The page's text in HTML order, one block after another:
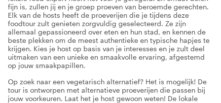
fijn is, zullen jij en je groep proeven van beroemde gerechten.
Elk van de hosts heeft de proeverijen die je tijdens deze
foodtour zult genieten zorgvuldig geselecteerd. Ze zijn
allemaal gepassioneerd over eten en hun stad, en kennen de
beste plekken om de meest authentieke en typische hapjes te
krijgen. Kies je host op basis van je interesses en je zult deel
uitmaken van een unieke en smaakvolle ervaring, afgestemd
op jouw smaakpapillen.
Op zoek naar een vegetarisch alternatief? Het is mogelijk! De
tour is ontworpen met alternatieve proeverijen die passen bij
jouw voorkeuren. Laat het je host gewoon weten! De lokale